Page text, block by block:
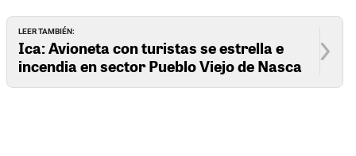
LEER TAMBIÉN:
Ica: Avioneta con turistas se estrella e
incendia en sector Pueblo Viejo de Nasca